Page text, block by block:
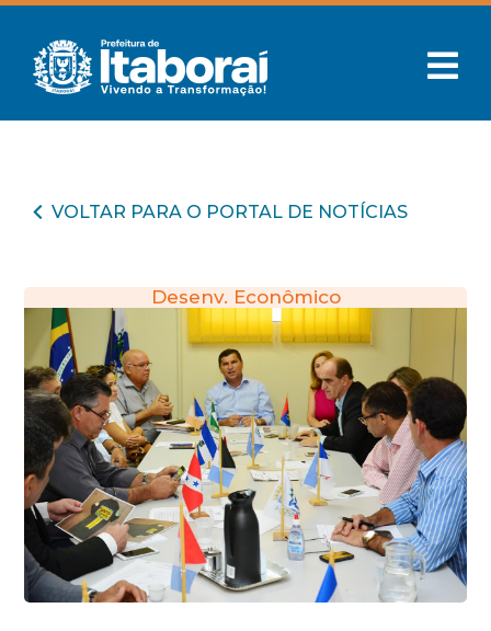
VOLTAR PARA O PORTAL DE NOTÍCIAS
Desenv. Econômico